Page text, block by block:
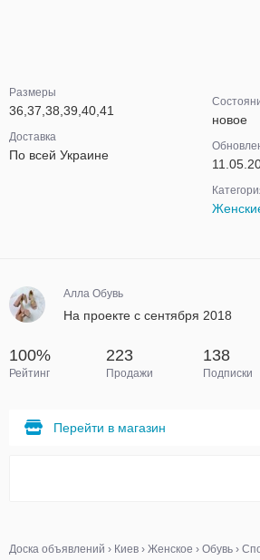
Размеры
36,37,38,39,40,41
Доставка
По всей Украине
новое
Алла Обувь
На проекте с сентября 2018
100%
Рейтинг
223
Продажи
138
Подписки
Перейти в магазин
Доска объявлений › Киев › Женское › Обувь ›